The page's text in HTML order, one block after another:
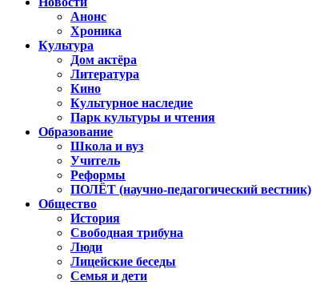
Анонс
Хроника
Культура
Дом актёра
Литература
Кино
Культурное наследие
Парк культуры и чтения
Образование
Школа и вуз
Учитель
Реформы
ПОЛЁТ (научно-педагогический вестник)
Общество
История
Свободная трибуна
Люди
Лицейские беседы
Семья и дети